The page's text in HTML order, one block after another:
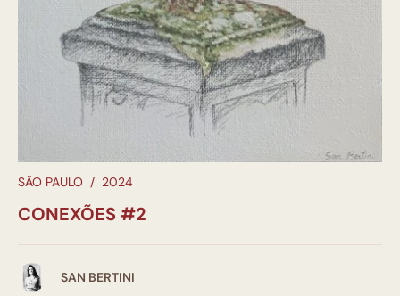
SÃO PAULO / 2024
CONEXÕES #2
SAN BERTINI